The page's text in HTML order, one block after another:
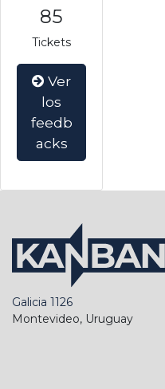
85
Tickets
Ver
los
feedb
acks
Galicia 1126
Montevideo, Uruguay